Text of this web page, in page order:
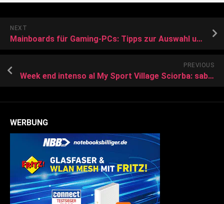
NEXT
Mainboards für Gaming-PCs: Tipps zur Auswahl und RAM sowie 37 Beispiel-Modelle unter 200 Euro
PREVIOUS
Week end intenso al My Sport Village Sciorba: sabato il Trofeo Gabbiano, domenica il Trofeo Agosti e la Coppa Wolf
WERBUNG